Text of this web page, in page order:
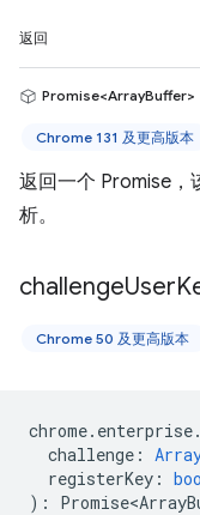
返回
Promise<ArrayBuffer>
Chrome 131 及更高版本
返回一个 Promise，
析。
challengeUser
Chrome 50 及更高版本
chrome. enterprise.
challenge :
registerKey :
) :